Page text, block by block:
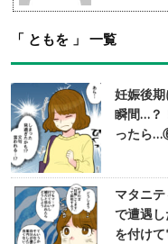
「 ともを 」 一覧
妊娠後
瞬間…？
ったら
マタニ
で遭遇
を付け